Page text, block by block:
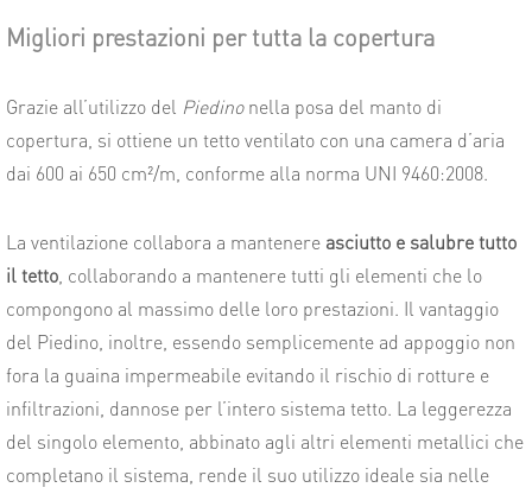
Migliori prestazioni per tutta la copertura
Grazie all’utilizzo del Piedinonella posa del manto di
copertura, si ottiene un tetto ventilato con una camera d’aria
dai 600 ai 650 cm²/m, conforme alla norma UNI 9460:2008.
La ventilazione collabora a mantenere asciutto e salubre tutto
il tetto , collaborando a mantenere tutti gli elementi che lo
compongono al massimo delle loro prestazioni. Il vantaggio
del Piedino, inoltre, essendo semplicemente ad appoggio non
fora la guaina impermeabile evitando il rischio di rotture e
infiltrazioni, dannose per l’intero sistema tetto. La leggerezza
del singolo elemento, abbinato agli altri elementi metallici che
completano il sistema, rende il suo utilizzo ideale sia nelle